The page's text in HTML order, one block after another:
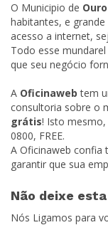
O Municipio de
habitantes, e
acesso a internet,
Todo esse
que seu negócio
A Oficinaweb tem
consultoria sobre o
grátis! Isto mesmo,
0800, FREE.
A Oficinaweb confia
garantir que sua
Não deixe
Nós Ligamos para